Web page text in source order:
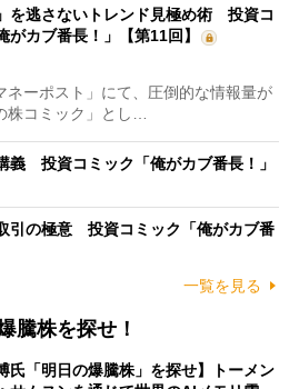
を逃さないトレンド見極め術 投資コ
がカブ番長！」【第11回】
ーポスト」にて、圧倒的な情報量が
株コミック」とし…
義 投資コミック「俺がカブ番長！」
引の極意 投資コミック「俺がカブ番
一覧を見る
騰株を探せ！
氏「明日の爆騰株」を探せ】トーメン